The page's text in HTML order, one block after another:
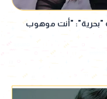
"بحرية": "أنت موهوب